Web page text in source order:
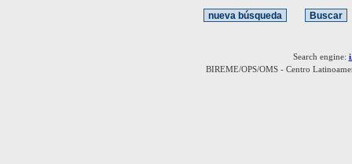
Search engine:
BIREME/OPS/OMS - Centro